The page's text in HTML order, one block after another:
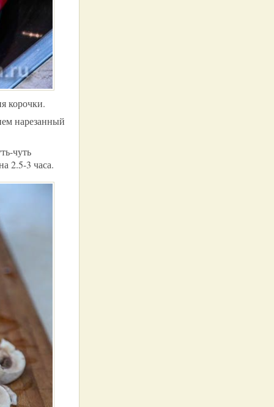
корочки.
нарезанный
чуть
2.5-3 часа.